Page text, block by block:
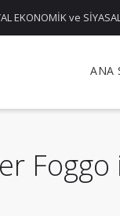
EKONOMİK ve
ANA
Foggo